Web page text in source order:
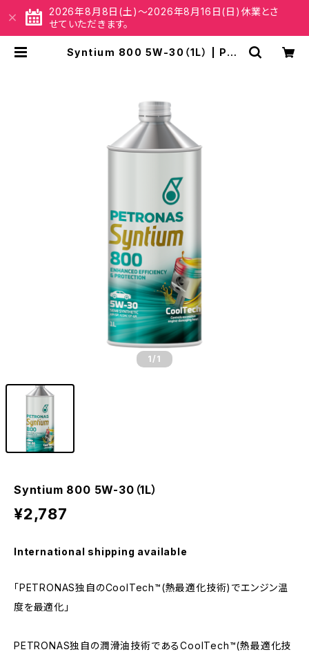
2026年8月8日(土)～2026年8月16日(日)休業とさ
せていただきます。
Syntium 800 5W-30（1L） | PET
1 /1
Syntium 800 5W-30（1L）
¥2,787
International shipping available
「PETRONAS独自のCoolTech™(熱最適化技術)でエンジン温
度を最適化」
PETRONAS独自の潤滑油技術であるCoolTech™(熱最適化技